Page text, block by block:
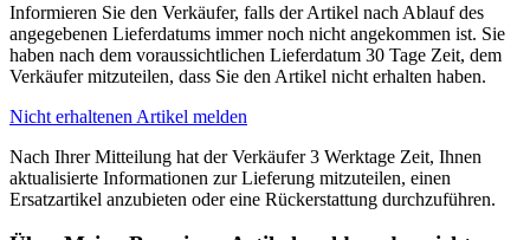
Informieren Sie den Verkäufer, falls der Artikel nach Ablauf des
angegebenen Lieferdatums immer noch nicht angekommen ist. Sie
haben nach dem voraussichtlichen Lieferdatum 30 Tage Zeit, dem
Verkäufer mitzuteilen, dass Sie den Artikel nicht erhalten haben.
Nicht erhaltenen Artikel melden
Nach Ihrer Mitteilung hat der Verkäufer 3 Werktage Zeit, Ihnen
aktualisierte Informationen zur Lieferung mitzuteilen, einen
Ersatzartikel anzubieten oder eine Rückerstattung durchzuführen.